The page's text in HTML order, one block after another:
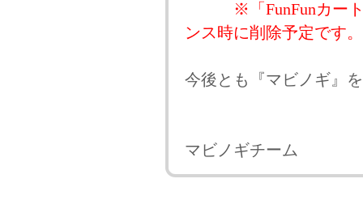
※「FunFunカー
ンス時に削除予定です。
今後とも『マビノギ』
マビノギチーム